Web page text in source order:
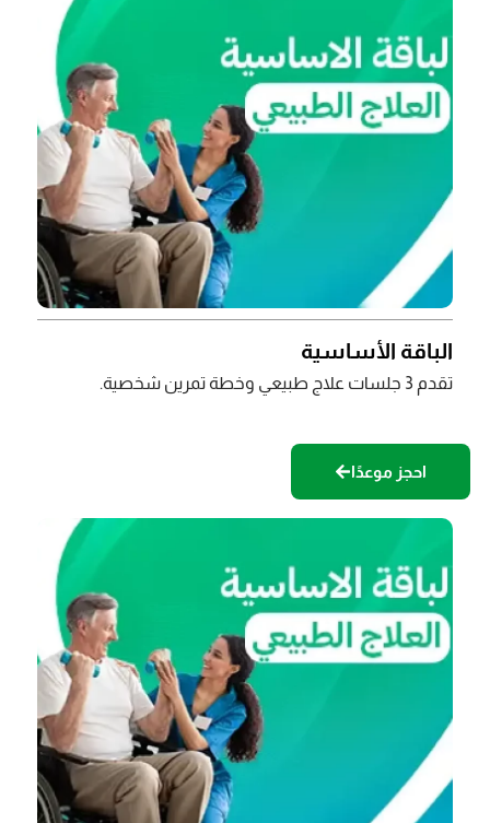
الباقة الأساسية
تقدم 3 جلسات علاج طبيعي وخطة تمرين شخصية.
احجز موعدًا